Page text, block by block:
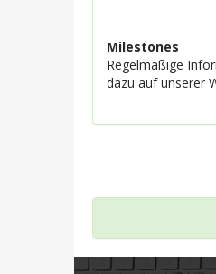
Milestones
Regelmäßige
dazu auf unserer